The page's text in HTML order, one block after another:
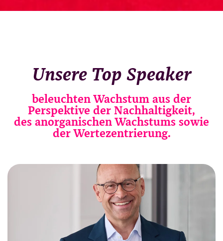
Unsere Top Speaker
beleuchten Wachstum aus der
Perspektive der Nachhaltigkeit,
des anorganischen Wachstums sowie
der Wertezentrierung.